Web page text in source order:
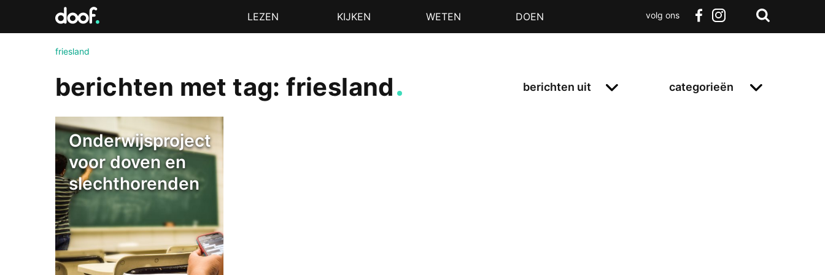
MenuLEZEN KIJKEN WETEN DOEN
volg ons
friesland
berichten met tag: friesland berichten uit categorieën
Onderwijsproject
voor doven en
slechthorenden
Doof.nl
Zoeken
Terug